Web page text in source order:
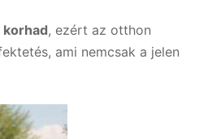
, ezért az otthon
ami nemcsak a jelen